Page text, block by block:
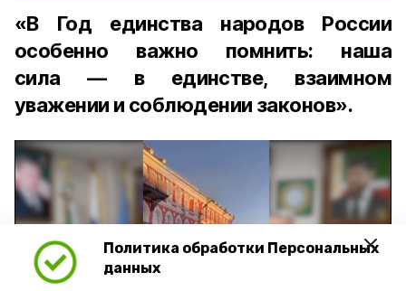
Политика обработки Персональных
данных
«В Год единства народов России
особенно важно помнить: наша
сила — в единстве, взаимном
уважении и соблюдении законов».
Play